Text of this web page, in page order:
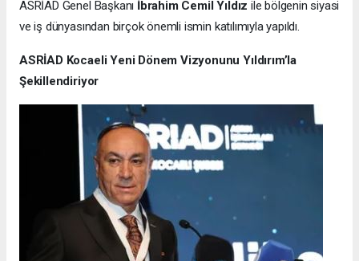
ASRİAD Genel Başkanı İbrahim Cemil Yıldız ile bölgenin siyasi
ve iş dünyasından birçok önemli ismin katılımıyla yapıldı.
ASRİAD Kocaeli Yeni Dönem Vizyonunu Yıldırım’la
Şekillendiriyor